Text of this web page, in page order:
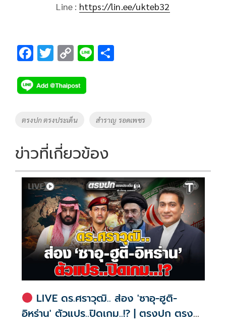
Line : https://lin.ee/ukteb32
F
e
b
o
k
T
tt
er
C
p
y
Li
k
Li
Tags
ตรงปก ตรงประเด็น สำราญ รอดเพชร
ข่าวที่เกี่ยวข้อง
LIVE ดร.ศราวุฒิ.. ส่อง 'ซาอุ-ฮูติ-
อิหร่าน' ตัวแปร..ปิดเกม..!? | ตรงปก ตรง